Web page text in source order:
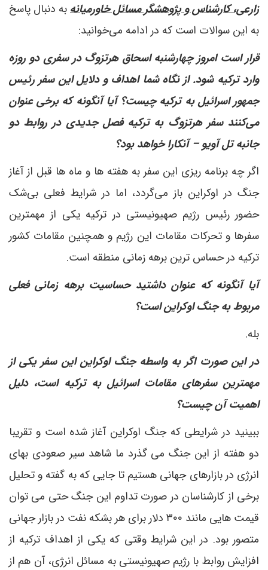
زارعی، کارشناس و پژوهشگر مسائل خاورمیانهبه دنبال پاسخ
به این سوالات است که در ادامه می‌خوانید:
قرار است امروز چهارشنبه اسحاق هرتزوگ در سفری دو روزه
وارد ترکیه شود. از نگاه شما اهداف و دلایل این سفر رئیس
جمهور اسرائیل به ترکیه چیست؟ آیا آنگونه که برخی عنوان
می‌کنند سفر هرتزوگ به ترکیه فصل جدیدی در روابط دو
جانبه تل آویو – آنکارا خواهد بود؟
اگر چه برنامه ریزی این سفر به هفته ها و ماه ها قبل از آغاز
جنگ در اوکراین باز می‌گردد، اما در شرایط فعلی بی‌شک
حضور رئیس رژیم صهیونیستی در ترکیه یکی از مهمترین
سفرها و تحرکات مقامات این رژیم و همچنین مقامات کشور
ترکیه در حساس ترین برهه زمانی منطقه است.
آیا آنگونه که عنوان داشتید حساسیت برهه زمانی فعلی
مربوط به جنگ اوکراین است؟
بله.
در این صورت اگر به واسطه جنگ اوکراین این سفر یکی از
مهمترین سفرهای مقامات اسرائیل به ترکیه است، دلیل
اهمیت آن چیست؟
ببینید در شرایطی که جنگ اوکراین آغاز شده است و تقریبا
دو هفته از این جنگ می گذرد ما شاهد سیر صعودی بهای
انرژی در بازارهای جهانی هستیم تا جایی که به گفته و تحلیل
برخی از کارشناسان در صورت تداوم این جنگ حتی می توان
قیمت هایی مانند ۳۰۰ دلار برای هر بشکه نفت در بازار جهانی
متصور بود. در این شرایط وقتی که یکی از اهداف ترکیه از
افزایش روابط با رژیم صهیونیستی به مسائل انرژی، آن هم از